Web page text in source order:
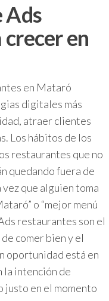
Ads
en
en Mataró
digitales más
atraer clientes
Los hábitos de los
restaurantes que no
quedando fuera de
que alguien toma
o “mejor menú
restaurantes son el
comer bien y el
oportunidad está en
la intención de
justo en el momento